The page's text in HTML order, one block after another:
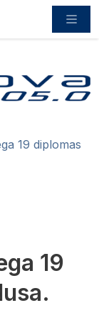
19 diplomas
19